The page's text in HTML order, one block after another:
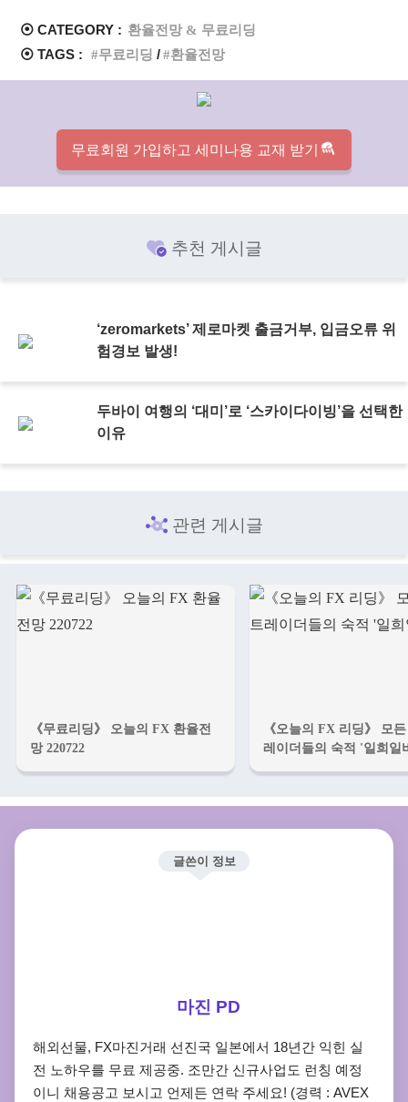
⦿ CATEGORY : 환율전망 & 무료리딩
⦿ TAGS :
무료리딩 환율전망
무료회원 가입하고 세미나용 교재 받기
추천 게시글
‘zeromarkets’ 제로마켓 출금거부, 입금오류 위
험경보 발생!
두바이 여행의 ‘대미’로 ‘스카이다이빙’을 선택한
이유
관련 게시글
《무료리딩》 오늘의 FX 환율전
망 220722
《오늘의 FX 리딩》 모
레이더들의 숙적 '일희일
글쓴이 정보
마진 PD
해외선물, FX마진거래 선진국 일본에서 18년간 익힌 실
전 노하우를 무료 제공중. 조만간 신규사업도 런칭 예정
이니 채용공고 보시고 언제든 연락 주세요! (경력 : AVEX